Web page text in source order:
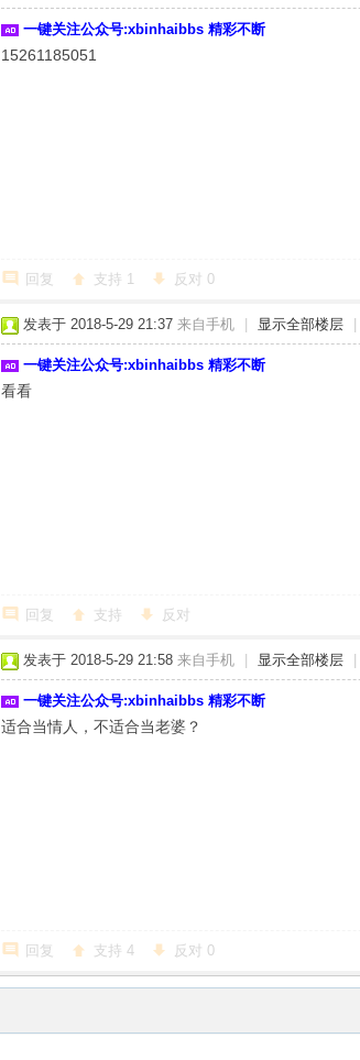
一键关注公众号:xbinhaibbs 精彩不断
15261185051
回复 支持 1 反对 0
发表于 2018-5-29 21:37 来自手机 显示全部楼层
一键关注公众号:xbinhaibbs 精彩不断
看看
回复 支持 反对
发表于 2018-5-29 21:58 来自手机 显示全部楼层
一键关注公众号:xbinhaibbs 精彩不断
适合当情人，不适合当老婆？
回复 支持 4 反对 0